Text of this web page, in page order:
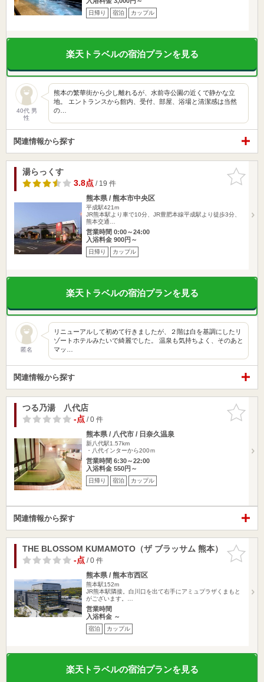
日帰り 宿泊 カップル
楽天トラベルの宿泊プランを見る
40代 男
性
熊本の繁華街から少し離れるが、水前寺公園の近くで静かな立
地。 エントランスから館内、受付、部屋、浴場と清潔感は当然
の…
関連情報から探す
お気に入
りに追加
湯らっくす
3.8点/ 19 件
熊本県 / 熊本市中央区
平成駅421m
JR熊本駅より車で10分、JR豊肥本線平成駅より徒歩3分、
熊本交通…
営業時間 0:00～24:00
入浴料金 900円～
日帰り カップル
楽天トラベルの宿泊プランを見る
匿名
リニューアルして初めて行きましたが、２階は白を基調にしたリ
ゾートホテルみたいで綺麗でした。 温泉も気持ちよく、そのあと
マッ…
関連情報から探す
お気に入
りに追加
つる乃湯 八代店
-点/ 0 件
熊本県 / 八代市 / 日奈久温泉
新八代駅1.57km
・八代インターから200ｍ
営業時間 6:30～22:00
入浴料金 550円～
日帰り 宿泊 カップル
関連情報から探す
お気に入
りに追加
THE BLOSSOM KUMAMOTO（ザ ブラッサム 熊本）
-点/ 0 件
熊本県 / 熊本市西区
熊本駅152m
JR熊本駅隣接。白川口を出て右手にアミュプラザくまもと
がございます。…
営業時間
入浴料金 ～
宿泊 カップル
楽天トラベルの宿泊プランを見る